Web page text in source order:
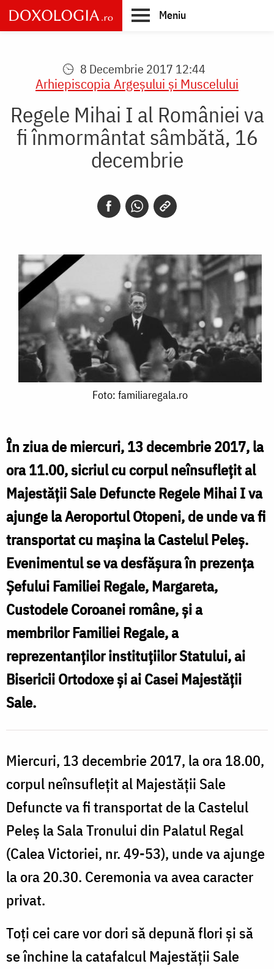
Skip
to
main
Meniu
8 Decembrie 2017 12:44
Arhiepiscopia Argeşului şi Muscelului
Regele Mihai I al României va
fi înmormântat sâmbătă, 16
decembrie
Foto: familiaregala.ro
În ziua de miercuri, 13 decembrie 2017, la
ora 11.00, sicriul cu corpul neînsuflețit al
Majestății Sale Defuncte Regele Mihai I va
ajunge la Aeroportul Otopeni, de unde va fi
transportat cu mașina la Castelul Peleș.
Evenimentul se va desfășura în prezența
Șefului Familiei Regale, Margareta,
Custodele Coroanei române, și a
membrilor Familiei Regale, a
reprezentanților instituțiilor Statului, ai
Bisericii Ortodoxe și ai Casei Majestății
Sale.
Miercuri, 13 decembrie 2017, la ora 18.00,
corpul neînsuflețit al Majestății Sale
Defuncte va fi transportat de la Castelul
Peleș la Sala Tronului din Palatul Regal
(Calea Victoriei, nr. 49-53), unde va ajunge
la ora 20.30. Ceremonia va avea caracter
privat.
Toți cei care vor dori să depună flori și să
se închine la catafalcul Majestății Sale